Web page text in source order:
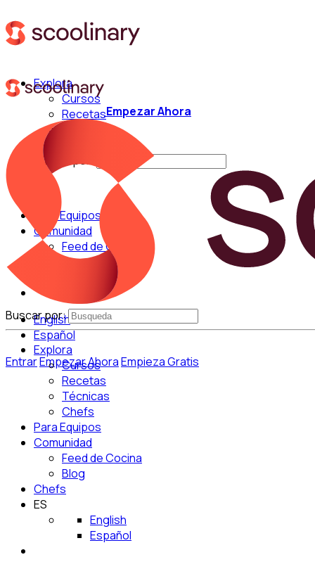
Explora
Cursos
Recetas
Buscar por:
Para Equipos
Comunidad
Feed de Cocina
Blog
English
Español
EntrarEmpezar AhoraEmpieza Gratis
Empezar Ahora
Buscar por:
Explora
Cursos
Recetas
Técnicas
Chefs
Para Equipos
Comunidad
Feed de Cocina
Blog
Chefs
ES
English
Español